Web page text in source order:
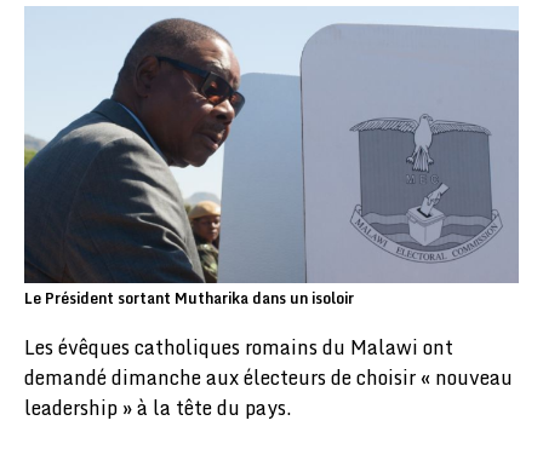
Le Président sortant Mutharika dans un isoloir
Les évêques catholiques romains du Malawi ont
demandé dimanche aux électeurs de choisir « nouveau
leadership » à la tête du pays.